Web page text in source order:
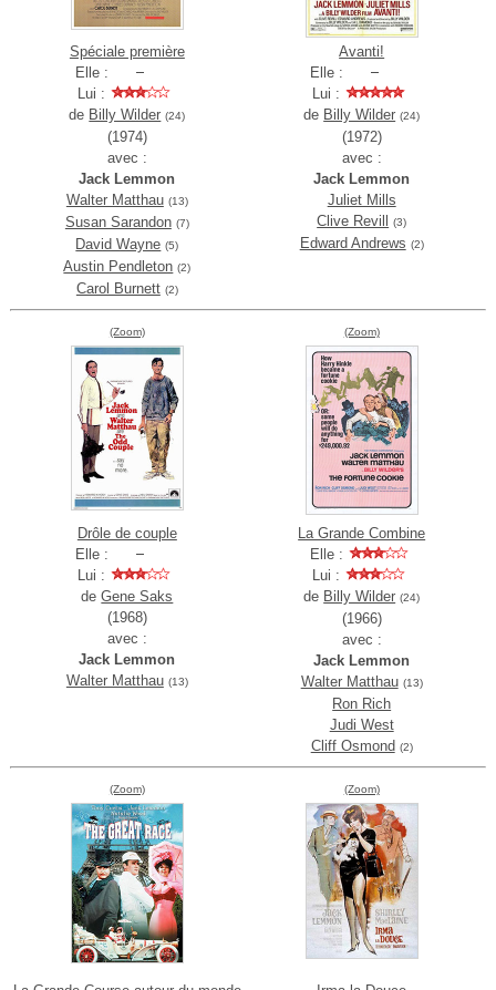
Spéciale première
Elle :
Lui :
de Billy Wilder (24)
(1974)
avec :
Jack Lemmon
Walter Matthau (13)
Susan Sarandon (7)
David Wayne (5)
Austin Pendleton (2)
Carol Burnett (2)
Avanti!
Elle :
Lui :
de Billy Wilder (24)
(1972)
avec :
Jack Lemmon
Juliet Mills
Clive Revill
(3)
Edward Andrews (2)
(Zoom)
Drôle de couple
Elle :
Lui :
deGene Saks
(1968)
avec :
Jack Lemmon
Walter Matthau (13)
(Zoom)
La Grande Combine
Elle :
Lui :
de Billy Wilder (24)
(1966)
avec :
Jack Lemmon
Walter Matthau (13)
Ron Rich
Judi West
Cliff Osmond (2)
(Zoom) (Zoom)